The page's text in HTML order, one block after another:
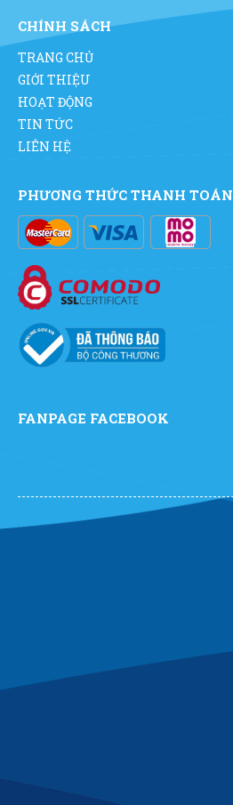
CHÍNH SÁCH
TRANG CHỦ
GIỚI THIỆU
HOẠT ĐỘNG
TIN TỨC
LIÊN HỆ
PHƯƠNG THỨC THANH TOÁN
FANPAGE FACEBOOK